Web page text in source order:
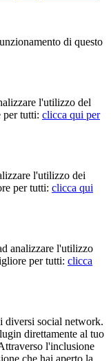
di questo
l'utilizzo del
per tutti: clicca qui per
l'utilizzo dei
per tutti: clicca qui
analizzare l'utilizzo
per tutti: clicca
diversi social network.
direttamente al tuo
l'inclusione
che hai aperto la